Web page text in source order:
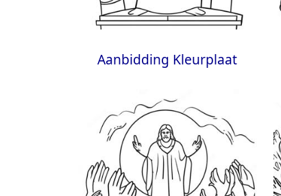
Aanbidding Kleurplaat